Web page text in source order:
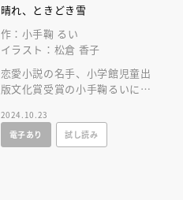
晴れ、ときどき雪
作：小手鞠 るい
イラスト：松倉 香子
恋愛小説の名手、小学館児童出
版文化賞受賞の小手鞠るいによ
つなさがつまった初恋物語。
2024.10.23
電子あり
試し読み